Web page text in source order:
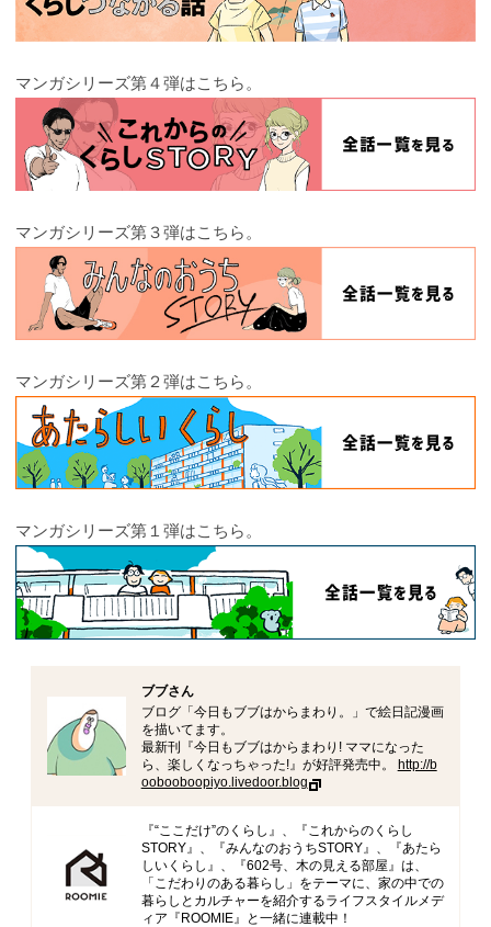
マンガシリーズ第４弾はこちら。
マンガシリーズ第３弾はこちら。
マンガシリーズ第２弾はこちら。
マンガシリーズ第１弾はこちら。
ブブさん
ブログ「今日もブブはからまわり。」で絵日記漫画
を描いてます。
最新刊『今日もブブはからまわり! ママになった
ら、楽しくなっちゃった!』が好評発売中。 http://b
oobooboopiyo.livedoor.blog
『“ここだけ”のくらし』、『これからのくらし
STORY』、『みんなのおうちSTORY』、『あたら
しいくらし』、『602号、木の見える部屋』は、
「こだわりのある暮らし」をテーマに、家の中での
暮らしとカルチャーを紹介するライフスタイルメデ
ィア『ROOMIE』と一緒に連載中！